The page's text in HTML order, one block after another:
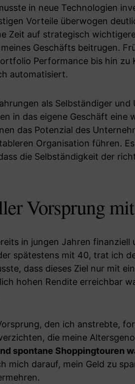
in neue Technologien
Vorteile überwogen
Zeit auf strategisch
Geschäfts beitrugen.
Performance bis hin zu
automatisiert.
als Selbständiger
in das eigene Geschäft eine
das Potenzial des
Organisation führen.
die Selbständigkeit der
Vorsprung
in jungen Jahren finanziell
spätestens mit 40, trat ich
dass dieses Ziel nur mit
hohen Rendite erreichbar
den ich anstrebte,
die meine
spontane Shoppingtouren
mich darauf, mein Geld zu